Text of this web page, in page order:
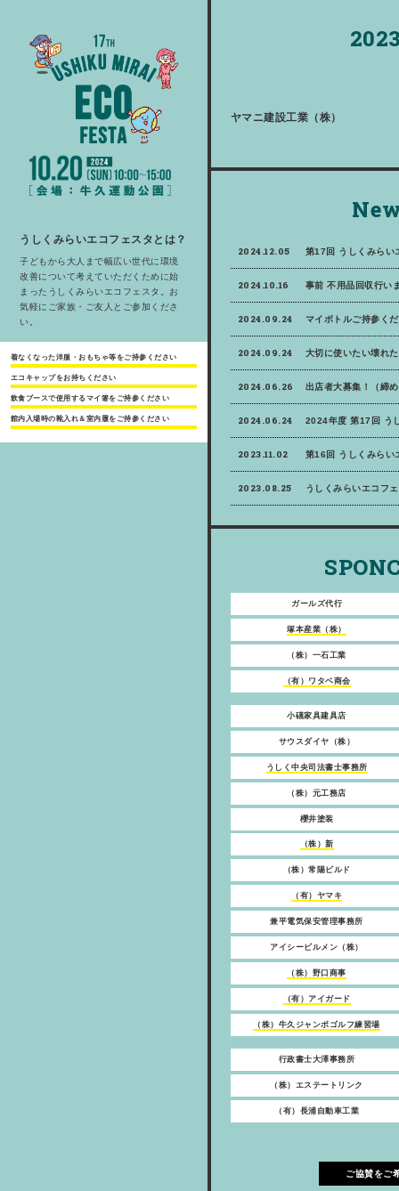
うしくみらいエコフェスタとは？
子どもから大人まで幅広い世代に環境
改善について考えていただくために始
まったうしくみらいエコフェスタ。お
気軽にご家族・ご友人とご参加くださ
い。
着なくなった洋服・おもちゃ等をご持参ください
エコキャップをお持ちください
飲食ブースで使用するマイ箸をご持参ください
館内入場時の靴入れ＆室内履をご持参ください
ヤマニ建設工業（株）
2024.12.05 第17回 うしくみらい
2024.10.16 事前 不用品回収行い
2024.09.24 マイボトルご持参く
2024.09.24 大切に使いたい壊れ
2024.06.26 出店者大募集！（締
2024.06.24 2024年度 第17回 う
2023.11.02 第16回 うしくみらい
2023.08.25 うしくみらいエコフ
ガールズ代行
塚本産業（株）
（株）一石工業
（有）ワタベ商会
小礒家具建具店
サウスダイヤ（株）
うしく中央司法書士事務所
（株）元工務店
櫻井塗装
（株）新
（株）常陽ビルド
（有）ヤマキ
兼平電気保安管理事務所
アイシービルメン（株）
（株）野口商事
（有）アイガード
（株）牛久ジャンボゴルフ練習場
行政書士大澤事務所
（株）エステートリンク
（有）長浦自動車工業
ご協賛をご